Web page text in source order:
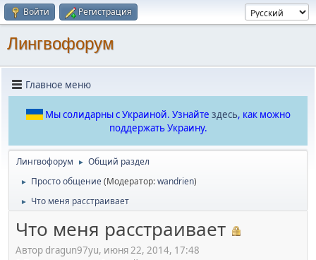
Войти Регистрация
Лингвофорум
Главное меню
Мы солидарны с Украиной. Узнайте здесь, как можно
поддержать Украину.
Лингвофорум ► Общий раздел
► Просто общение(Модератор:wandrien)
► Что меня расстраивает
Что меня расстраивает
Автор dragun97yu, июня 22, 2014, 17:48